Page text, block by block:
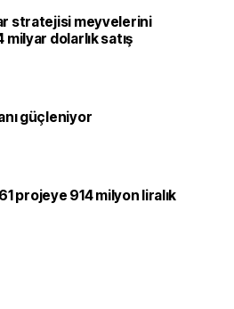
stratejisi meyvelerini
dolarlık satış
güçleniyor
projeye 914 milyon liralık